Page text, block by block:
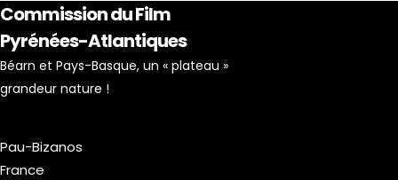
Commission du Film
Pyrénées-Atlantiques
Béarn et Pays-Basque, un « plateau »
grandeur nature !
Pau-Bizanos
France